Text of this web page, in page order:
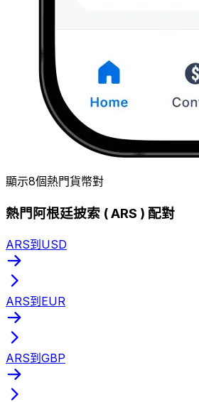
顯示8個熱門貨幣對
熱門阿根廷披索 ( ARS ) 配對
ARS到USD
ARS到EUR
ARS到GBP